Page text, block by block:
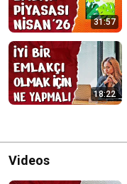
31:57
18:22
Videos